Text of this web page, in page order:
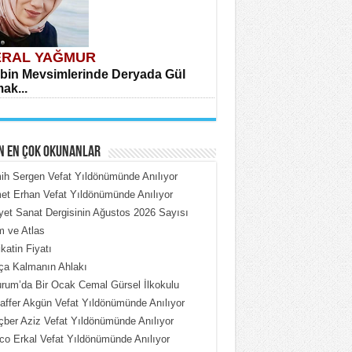
YAĞMUR
Mevsimlerinde Deryada Gül
ÇOBAN
Put Dışardaki Maskeler...
EN ÇOK OKUNANLAR
Sergen Vefat Yıldönümünde Anılıyor
Erhan Vefat Yıldönümünde Anılıyor
Sanat Dergisinin Ağustos 2026 Sayısı
ve Atlas
Fiyatı
Kalmanın Ahlakı
Bir Ocak Cemal Gürsel İlkokulu
Akgün Vefat Yıldönümünde Anılıyor
Aziz Vefat Yıldönümünde Anılıyor
Erkal Vefat Yıldönümünde Anılıyor